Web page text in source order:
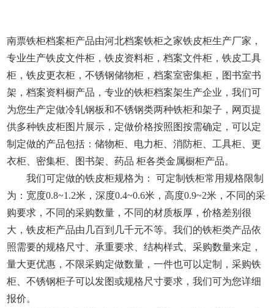
南票铁柜档案柜产品由河北档案铁柜之家铁皮柜生产厂家，
专业生产铁皮文件柜，铁皮资料柜，档案文件柜，铁皮工具
柜，铁皮更衣柜，不锈钢储物柜，档案室密集柜，图书室书
架，档案资料橱产品，专业的铁柜档案架生产企业，我们可
为您生产定做冷轧钢板和不锈钢类两种铁柜和架子，网页提
供多种铁皮柜图片展示，定做价格按照图按需确定，可以定
制定做的产品包括：储物柜、电力柜、消防柜、工具柜、更
衣柜、密集柜、图书架、药品 柜各类金属橱柜产品。
我们可定做的铁皮柜规格为： 可定制铁柜常用规格限制
为：宽度0.8~1.2米，深度0.4~0.6米，高度0.9~2米，不同的采
购要求，不同的采购数量，不同的材质板厚，价格差别很
大，铁皮柜产品由几百到几千元不等。我们的铁柜类产品依
照需要的规格尺寸、承重要求、结构样式、采购数量来定，
量大更优惠，不限采购定做数量，一件也可以定制，采购铁
柜、不锈钢柜子可以发图或规格尺寸要求，我们可为您详细
报价。